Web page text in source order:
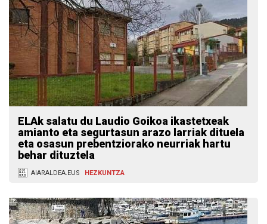
ELAk salatu du Laudio Goikoa ikastetxeak
amianto eta segurtasun arazo larriak dituela
eta osasun prebentziorako neurriak hartu
behar dituztela
AIARALDEA.EUS HEZKUNTZA